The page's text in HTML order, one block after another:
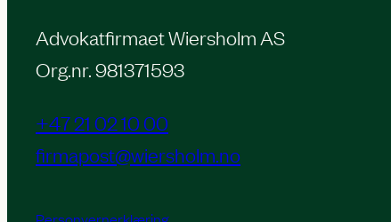
Advokatfirmaet Wiersholm AS
Org.nr. 981371593
+47 21 02 10 00
firmapost@wiersholm.no